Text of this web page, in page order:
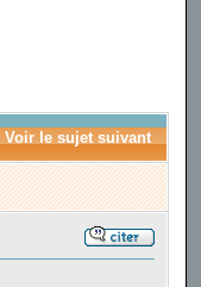
Voir le sujet suivant